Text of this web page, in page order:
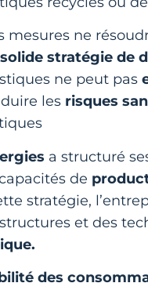
mesures ne
solide stratégie de
ne peut pas
les risques
a structuré
de
stratégie,
et des
des